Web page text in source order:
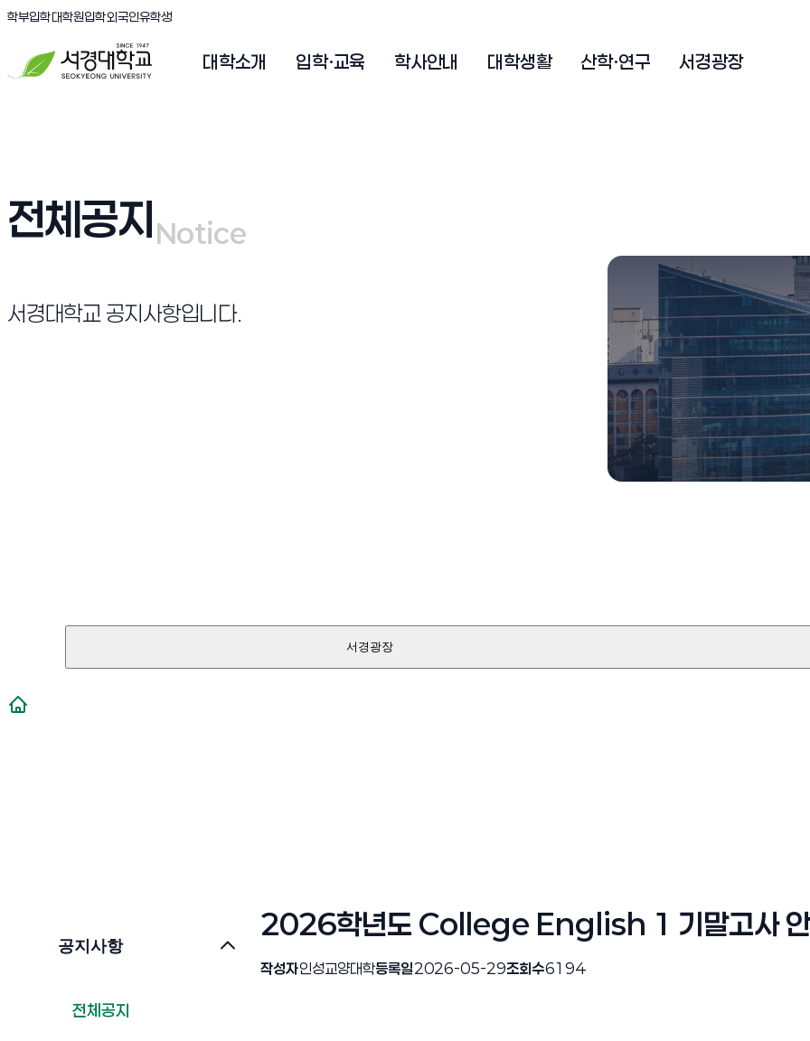
서경대학교
학부입학(새창 열림)
대학원입학(새창 열림)
외국인유학생(새창 열림)
대학소개 입학·교육 학사안내 대학생활 산학·연구 서경광장
전체공지 Notice
Notice
서경대학교 공지사항입니다.
서경광장
공지사항
전체공지
2026학년도 College English 1 기말고사
작성자인성교양대학등록일2026-05-29조회수6194